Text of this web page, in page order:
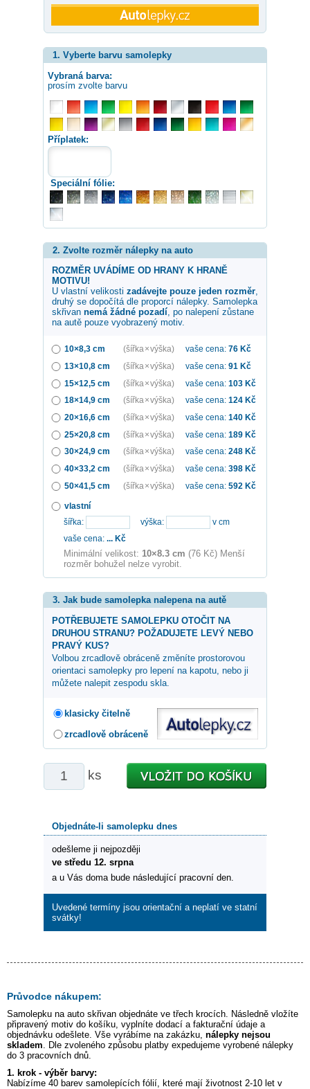
1. Vyberte barvu samolepky
Vybraná barva:
prosím zvolte barvu
Příplatek:
Speciální fólie:
2. Zvolte rozměr nálepky na auto
ROZMĚR UVÁDÍME OD HRANY K HRANĚ
MOTIVU!
U vlastní velikosti zadávejte pouze jeden rozměr,
druhý se dopočítá dle proporcí nálepky. Samolepka
skřivan nemá žádné pozadí, po nalepení zůstane
na autě pouze vyobrazený motiv.
10×8,3 cm (šířka × výška) vaše cena: 76 Kč
13×10,8 cm
(šířka × výška) vaše cena: 91 Kč
15×12,5 cm
(šířka × výška) vaše cena: 103 Kč
18×14,9 cm
(šířka × výška) vaše cena: 124 Kč
20×16,6 cm
(šířka × výška) vaše cena: 140 Kč
25×20,8 cm
(šířka × výška) vaše cena: 189 Kč
30×24,9 cm
(šířka × výška) vaše cena: 248 Kč
40×33,2 cm
(šířka × výška) vaše cena: 398 Kč
50×41,5 cm
(šířka × výška) vaše cena: 592 Kč
vlastní
šířka:
výška:
v cm
vaše cena: ... Kč
Minimální velikost: 10×8.3 cm (76 Kč) Menší
rozměr bohužel nelze vyrobit.
3. Jak bude samolepka nalepena na autě
POTŘEBUJETE SAMOLEPKU OTOČIT NA
DRUHOU STRANU? POŽADUJETE LEVÝ NEBO
PRAVÝ KUS?
Volbou zrcadlově obráceně změníte prostorovou
orientaci samolepky pro lepení na kapotu, nebo ji
můžete nalepit zespodu skla.
klasicky čitelně
zrcadlově obráceně
ks
Objednáte-li samolepku dnes
odešleme ji nejpozději
ve středu 12. srpna
a u Vás doma bude následující pracovní den.
Uvedené termíny jsou orientační a neplatí ve statní
svátky!
Průvodce nákupem:
Samolepku na auto skřivan objednáte ve třech krocích. Následně vložíte
připravený motiv do košíku, vyplníte dodací a fakturační údaje a
objednávku odešlete. Vše vyrábíme na zakázku, nálepky nejsou
skladem. Dle zvoleného způsobu platby expedujeme vyrobené nálepky
do 3 pracovních dnů.
1. krok - výběr barvy:
Nabízíme 40 barev samolepících fólií, které mají životnost 2-10 let v